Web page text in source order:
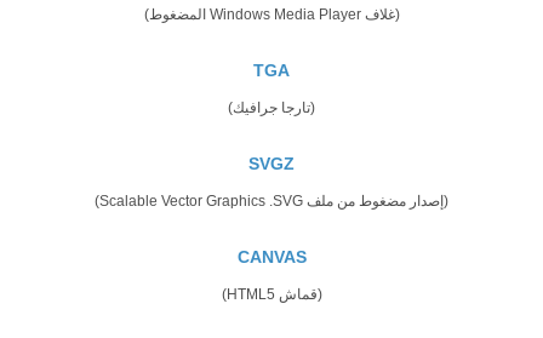
(غلاف Windows Media Player المضغوط)
TGA
(تارجا جرافيك)
SVGZ
(إصدار مضغوط من ملف Scalable Vector Graphics .SVG)
CANVAS
(قماش HTML5)